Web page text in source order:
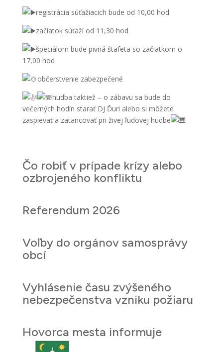
registrácia súťažiacich bude od 10,00 hod
začiatok súťaží od 11,30 hod
špeciálom bude pivná štafeta so začiatkom o
17,00 hod
občerstvenie zabezpečené
hudba taktiež – o zábavu sa bude do
večerných hodín starať DJ Ďuri alebo si môžete
zaspievať a zatancovať pri živej ľudovej hudbe
Čo robiť v prípade krízy alebo
ozbrojeného konfliktu
Referendum 2026
Voľby do orgánov samosprávy
obcí
Vyhlásenie času zvýšeného
nebezpečenstva vzniku požiaru
Hovorca mesta informuje